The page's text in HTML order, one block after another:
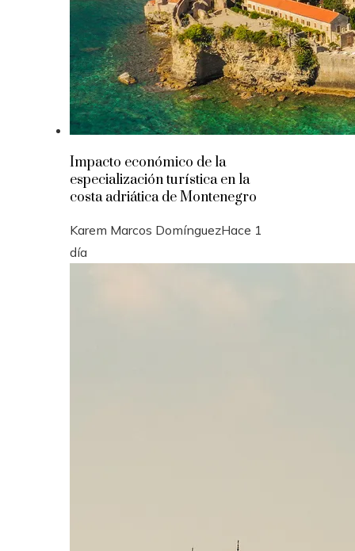
Impacto económico de la
especialización turística en la
costa adriática de Montenegro
Karem Marcos DomínguezHace 1
día